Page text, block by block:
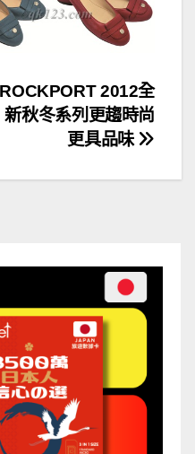
ROCKPORT 2012全
新秋冬系列更趨時尚
更具品味